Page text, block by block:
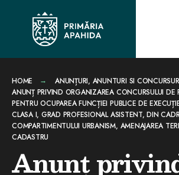
content
HOME ANUNȚURI, ANUNTURI SI
ANUNȚ PRIVIND ORGANIZAREA CONCURSULUI DE
PENTRU OCUPAREA FUNCȚIEI PUBLICE DE
CLASA I, GRAD PROFESIONAL ASISTENT, DIN
COMPARTIMENTULUI URBANISM, AMENAJAREA
CADASTRU
Anunț
for: